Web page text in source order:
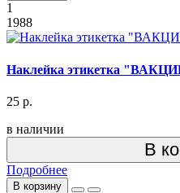
1
1988
Наклейка этикетка
25 р.
в наличии
В
Подробнее
В корзину